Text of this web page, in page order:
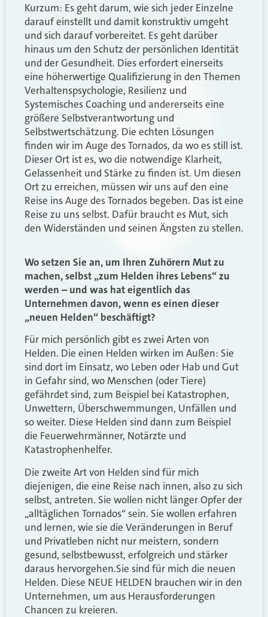
Kurzum: Es geht darum, wie sich jeder Einzelne
darauf einstellt und damit konstruktiv umgeht
und sich darauf vorbereitet. Es geht darüber
hinaus um den Schutz der persönlichen Identität
und der Gesundheit. Dies erfordert einerseits
eine höherwertige Qualifizierung in den Themen
Verhaltenspsychologie, Resilienz und
Systemisches Coaching und andererseits eine
größere Selbstverantwortung und
Selbstwertschätzung. Die echten Lösungen
finden wir im Auge des Tornados, da wo es still ist.
Dieser Ort ist es, wo die notwendige Klarheit,
Gelassenheit und Stärke zu finden ist. Um diesen
Ort zu erreichen, müssen wir uns auf den eine
Reise ins Auge des Tornados begeben. Das ist eine
Reise zu uns selbst. Dafür braucht es Mut, sich
den Widerständen und seinen Ängsten zu stellen.
Wo setzen Sie an, um Ihren Zuhörern Mut zu
machen, selbst „zum Helden ihres Lebens“ zu
werden – und was hat eigentlich das
Unternehmen davon, wenn es einen dieser
„neuen Helden“ beschäftigt?
Für mich persönlich gibt es zwei Arten von
Helden. Die einen Helden wirken im Außen: Sie
sind dort im Einsatz, wo Leben oder Hab und Gut
in Gefahr sind, wo Menschen (oder Tiere)
gefährdet sind, zum Beispiel bei Katastrophen,
Unwettern, Überschwemmungen, Unfällen und
so weiter. Diese Helden sind dann zum Beispiel
die Feuerwehrmänner, Notärzte und
Katastrophenhelfer.
Die zweite Art von Helden sind für mich
diejenigen, die eine Reise nach innen, also zu sich
selbst, antreten. Sie wollen nicht länger Opfer der
„alltäglichen Tornados“ sein. Sie wollen erfahren
und lernen, wie sie die Veränderungen in Beruf
und Privatleben nicht nur meistern, sondern
gesund, selbstbewusst, erfolgreich und stärker
daraus hervorgehen.Sie sind für mich die neuen
Helden. Diese NEUE HELDEN brauchen wir in den
Unternehmen, um aus Herausforderungen
Chancen zu kreieren.